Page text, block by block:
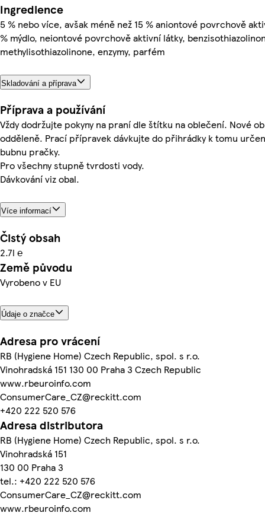
Ingredience
5 % nebo více, avšak méně než 15 % aniontové povrchově
% mýdlo, neiontové povrchově aktivní látky,
methylisothiazolinone, enzymy, parfém
Skladování a příprava
Příprava a používání
Vždy dodržujte pokyny na praní dle štítku na oblečení. Nové
odděleně. Prací přípravek dávkujte do přihrádky k tomu
bubnu pračky.
Pro všechny stupně tvrdosti vody.
Dávkování viz obal.
Více informací
Čistý obsah
2.7l ℮
Země původu
Vyrobeno v EU
Údaje o značce
Adresa pro vrácení
RB (Hygiene Home) Czech Republic, spol. s r.o.
Vinohradská 151 130 00 Praha 3 Czech Republic
www.rbeuroinfo.com
ConsumerCare_CZ@reckitt.com
+420 222 520 576
Adresa distributora
RB (Hygiene Home) Czech Republic, spol. s r.o.
Vinohradská 151
130 00 Praha 3
tel.: +420 222 520 576
ConsumerCare_CZ@reckitt.com
www.rbeuroinfo.com